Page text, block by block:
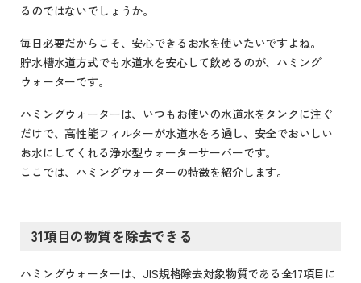
るのではないでしょうか。
毎日必要だからこそ、安心できるお水を使いたいですよね。
貯水槽水道方式でも水道水を安心して飲めるのが、ハミング
ウォーターです。
ハミングウォーターは、いつもお使いの水道水をタンクに注ぐ
だけで、高性能フィルターが水道水をろ過し、安全でおいしい
お水にしてくれる浄水型ウォーターサーバーです。
ここでは、ハミングウォーターの特徴を紹介します。
31項目の物質を除去できる
ハミングウォーターは、JIS規格除去対象物質である全17項目に